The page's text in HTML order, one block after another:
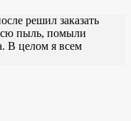
решил заказать
пыль, помыли
В целом я всем